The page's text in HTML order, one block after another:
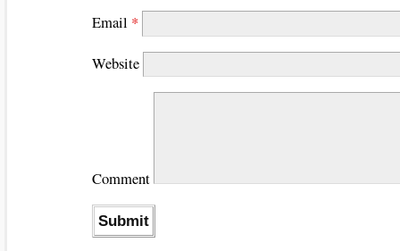
Email *
Website
Comment